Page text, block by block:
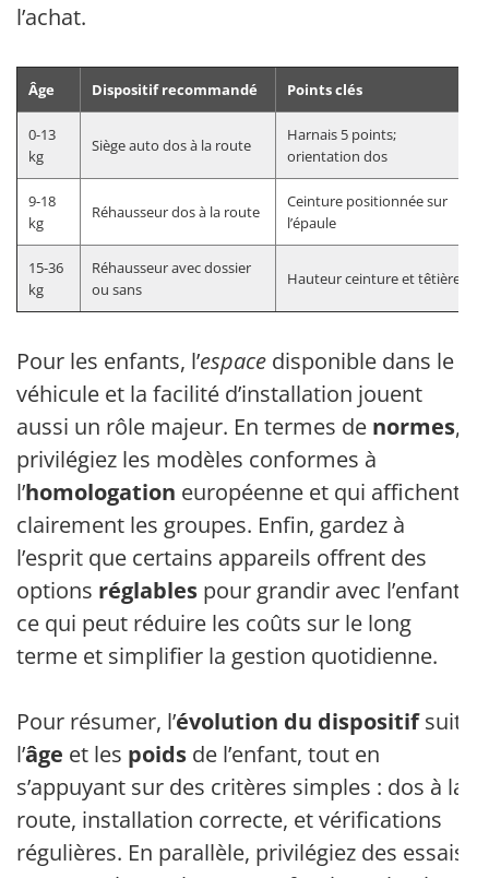
l’achat.
Âge Dispositif recommandé Points clés
0-13
kg
Siège auto dos à la route
Harnais 5 points;
orientation dos
9-18
kg
Réhausseur dos à la route
Ceinture positionnée sur
l’épaule
15-36
kg
Réhausseur avec dossier
ou sans
Hauteur ceinture et têtière
Pour les enfants, l’espace disponible dans le
véhicule et la facilité d’installation jouent
aussi un rôle majeur. En termes de normes,
privilégiez les modèles conformes à
l’homologation européenne et qui affichent
clairement les groupes. Enfin, gardez à
l’esprit que certains appareils offrent des
options réglables pour grandir avec l’enfant,
ce qui peut réduire les coûts sur le long
terme et simplifier la gestion quotidienne.
Pour résumer, l’évolution du dispositifsuit
l’âge et les poids de l’enfant, tout en
s’appuyant sur des critères simples : dos à la
route, installation correcte, et vérifications
régulières. En parallèle, privilégiez des essais